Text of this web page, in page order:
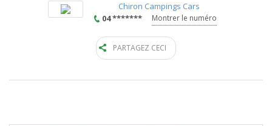
Chiron Campings Cars
04 *******
Montrer le numéro
PARTAGEZ CECI